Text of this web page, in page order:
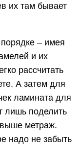
их там бывает
– имея
и их
рассчитать
А затем для
ламината для
лишь поделить
метраж.
надо не забыть